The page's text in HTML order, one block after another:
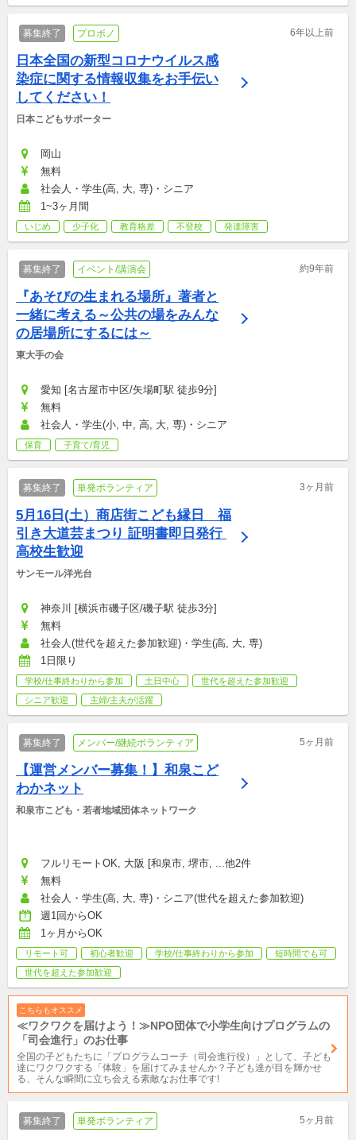
募集終了 プロボノ 6年以上前
日本全国の新型コロナウイルス感
染症に関する情報収集をお手伝い
してください！
日本こどもサポーター
岡山
無料
社会人・学生(高, 大, 専)・シニア
1~3ヶ月間
いじめ 少子化 教育格差 不登校 発達障害
募集終了 イベント/講演会 約9年前
『あそびの生まれる場所』著者と
一緒に考える～公共の場をみんな
の居場所にするには～
東大手の会
愛知 [名古屋市中区/矢場町駅 徒歩9分]
無料
社会人・学生(小, 中, 高, 大, 専)・シニア
保育 子育て/育児
募集終了 単発ボランティア 3ヶ月前
5月16日(土）商店街こども縁日　福
引き大道芸まつり 証明書即日発行
高校生歓迎
サンモール洋光台
神奈川 [横浜市磯子区/磯子駅 徒歩3分]
無料
社会人(世代を超えた参加歓迎)・学生(高, 大, 専)
1日限り
学校/仕事終わりから参加 土日中心
世代を超えた参加歓迎
シニア歓迎
主婦/主夫が活躍
募集終了 メンバー/継続ボランティア 5ヶ月前
【運営メンバー募集！】和泉こど
わかネット
和泉市こども・若者地域団体ネットワーク
フルリモートOK, 大阪 [和泉市, 堺市, ...他2件
無料
社会人・学生(高, 大, 専)・シニア(世代を超えた参加歓迎)
週1回からOK
1ヶ月からOK
リモート可 初心者歓迎 学校/仕事終わりから参加
短時間でも可
世代を超えた参加歓迎
こちらもオススメ
≪ワクワクを届けよう！≫NPO団体で小学生向けプログラムの
「司会進行」のお仕事
全国の子どもたちに「プログラムコーチ（司会進行役）」として、子ども
達にワクワクする「体験」を届けてみませんか？子ども達が目を輝かせ
る、そんな瞬間に立ち会える素敵なお仕事です!
募集終了 単発ボランティア 5ヶ月前